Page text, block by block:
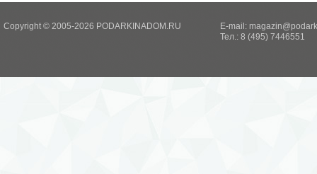
Copyright © 2005-2026 PODARKINADOM.RU E-mail:
Тел.: 8 (495) 7446551